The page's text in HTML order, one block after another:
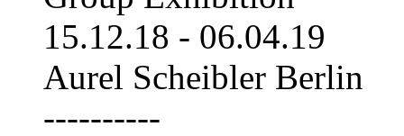
15.12.18 - 06.04.19
Aurel Scheibler Berlin
----------